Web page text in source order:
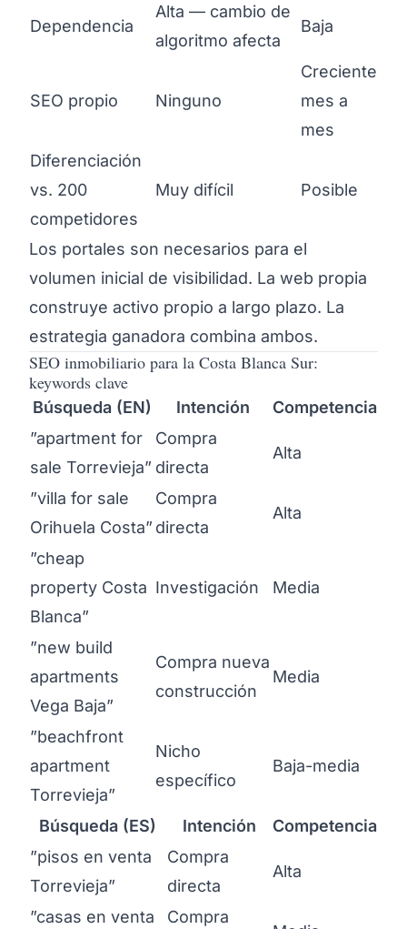
Dependencia
Alta — cambio de
algoritmo afecta
Baja
SEO propio Ninguno
Creciente
mes a
mes
Diferenciación
vs. 200
competidores
Muy difícil Posible
Los portales son necesarios para el
volumen inicial de visibilidad. La web propia
construye activo propio a largo plazo. La
estrategia ganadora combina ambos.
SEO inmobiliario para la Costa Blanca Sur:
keywords clave
Búsqueda (EN) Intención
Competencia
”apartment for
sale Torrevieja”
Compra
directa
Alta
”villa for sale
Orihuela Costa”
Compra
directa
Alta
”cheap
property Costa
Blanca”
Investigación Media
”new build
apartments
Vega Baja”
Compra nueva
construcción
Media
”beachfront
apartment
Torrevieja”
Nicho
específico
Baja-media
Búsqueda (ES) Intención
Competencia
”pisos en venta
Torrevieja”
Compra
directa
Alta
”casas en venta Compra